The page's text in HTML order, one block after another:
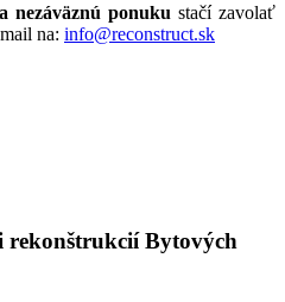
nezáväznú ponuku stačí zavolať
na: info@reconstruct.sk
rekonštrukcií Bytových